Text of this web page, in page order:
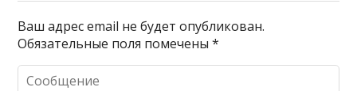
Ваш адрес email не будет опубликован.
Обязательные поля помечены*